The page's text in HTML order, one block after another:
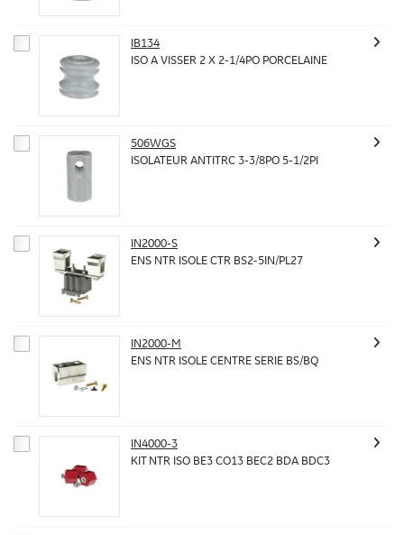
IB134
ISO A VISSER 2 X 2-1/4PO PORCELAINE
506WGS
ISOLATEUR ANTITRC 3-3/8PO 5-1/2PI
IN2000-S
ENS NTR ISOLE CTR BS2-5IN/PL27
IN2000-M
ENS NTR ISOLE CENTRE SERIE BS/BQ
IN4000-3
KIT NTR ISO BE3 CO13 BEC2 BDA BDC3